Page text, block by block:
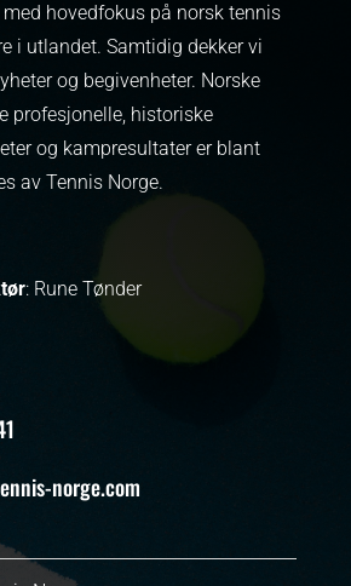
hovedfokus på norsk tennis
i utlandet. Samtidig dekker vi
og begivenheter. Norske
profesjonelle, historiske
og kampresultater er blant
av Tennis Norge.
: Rune Tønder
norge.com